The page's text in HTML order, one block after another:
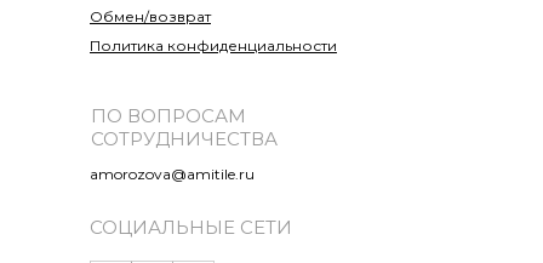
Обмен/возврат
Политика конфиденциальности
amorozova@amitile.ru
ПО ВОПРОСАМ
СОТРУДНИЧЕСТВА
СОЦИАЛЬНЫЕ СЕТИ